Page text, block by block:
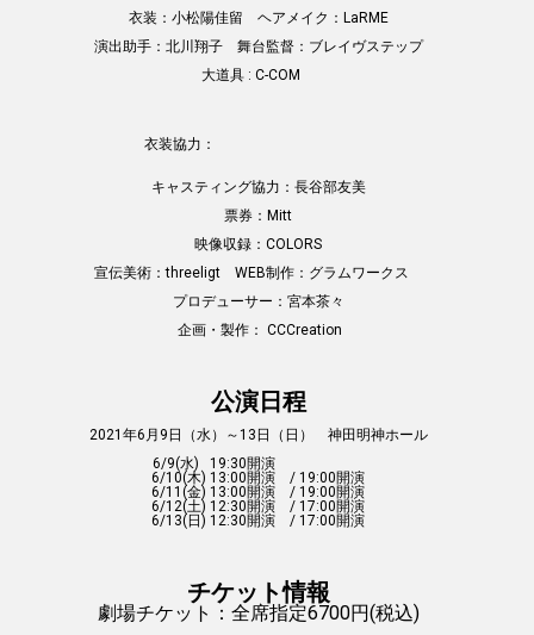
衣装：小松陽佳留 ヘアメイク：LaRME
演出助手：北川翔子 舞台監督：ブレイヴステップ
大道具 : C-COM
衣装協力：
キャスティング協力：長谷部友美
票券：Mitt
映像収録：COLORS
宣伝美術：threeligt WEB制作：グラムワークス
プロデューサー：宮本茶々
企画・製作： CCCreation
公演日程
2021年6月9日（水）～13日（日） 神田明神ホール
6/9(水) 19:30開演
6/10(木) 13:00開演 / 19:00開演
6/11(金) 13:00開演 / 19:00開演
6/12(土) 12:30開演 / 17:00開演
6/13(日) 12:30開演 / 17:00開演
チケット情報
劇場チケット：全席指定6700円(税込)